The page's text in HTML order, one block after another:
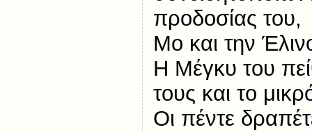
προδοσίας του,
Μο και την
Η Μέγκυ του
τους και το
Οι πέντε